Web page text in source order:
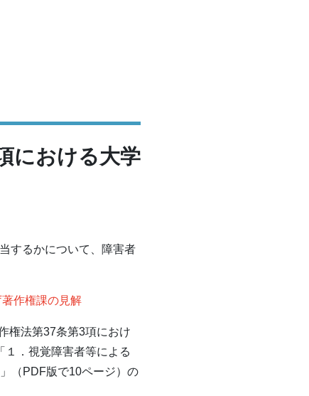
における大学
するかについて、障害者
作権課の見解
権法第37条第3項におけ
．視覚障害者等による
（PDF版で10ページ）の